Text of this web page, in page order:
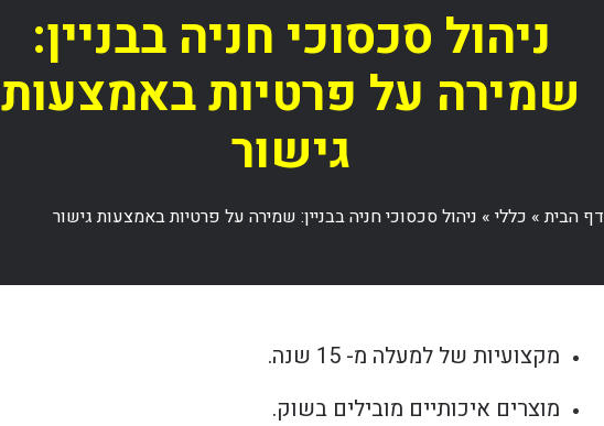
ניהול סכסוכי חניה בבניין:
שמירה על פרטיות באמצעות
גישור
דף הבית» כללי » ניהול סכסוכי חניה בבניין: שמירה על פרטיות באמצעות גישור
מקצועיות של למעלה מ- 15 שנה.
מוצרים איכותיים מובילים בשוק.